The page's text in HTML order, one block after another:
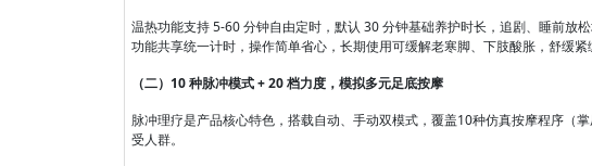
温热功能支持 5-60 分钟自由定时，默认 30 分钟基础养护时长，追剧、睡前放
功能共享统一计时，操作简单省心，长期使用可缓解老寒脚、下肢酸胀，舒缓紧
（二）10 种脉冲模式 + 20 档力度，模拟多元足底按摩
脉冲理疗是产品核心特色，搭载自动、手动双模式，覆盖10种仿真按摩程序（
受人群。